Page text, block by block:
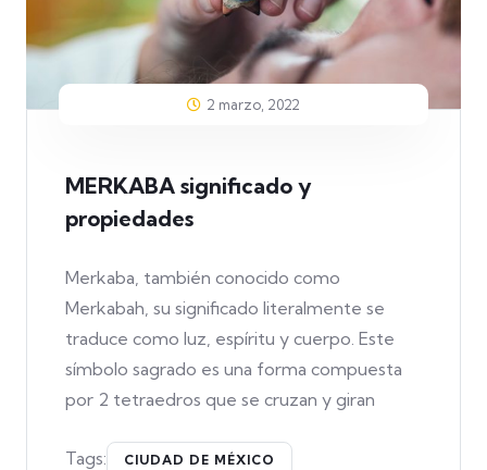
2 marzo, 2022
MERKABA significado y
propiedades
Merkaba, también conocido como
Merkabah, su significado literalmente se
traduce como luz, espíritu y cuerpo. Este
símbolo sagrado es una forma compuesta
por 2 tetraedros que se cruzan y giran
Tags: CIUDAD DE MÉXICO